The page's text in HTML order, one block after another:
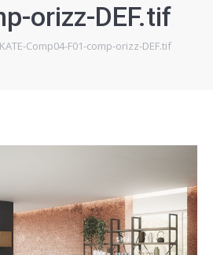
orizz-DEF.tif
Comp04-F01-comp-orizz-DEF.tif